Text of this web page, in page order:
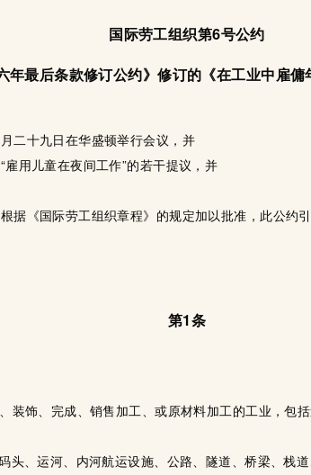
国际劳工组织第6号公约
年最后条款修订公约》修订的《在工业中雇傭
二十九日在华盛顿举行会议，并
用儿童在夜间工作”的若干提议，并
据《国际劳工组织章程》的规定加以批准，此公约
第1条
装饰、完成、销售加工、或原材料加工的工业，包
头、运河、内河航运设施、公路、隧道、桥梁、栈